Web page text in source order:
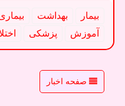
بیمار بهداشت
آموزش
پزشكی
صفحه اخبار